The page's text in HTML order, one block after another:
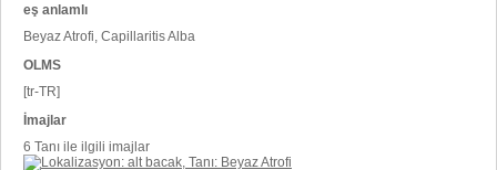
eş anlamlı
Beyaz Atrofi, Capillaritis Alba
OLMS
[tr-TR]
İmajlar
6 Tanı ile ilgili imajlar